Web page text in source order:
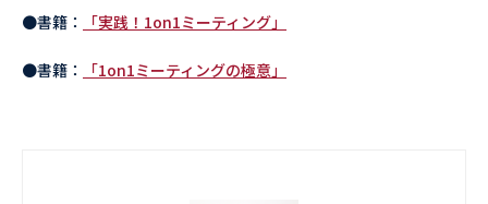
●書籍： 「実践！1on1ミーティング」
●書籍： 「1on1ミーティングの極意」